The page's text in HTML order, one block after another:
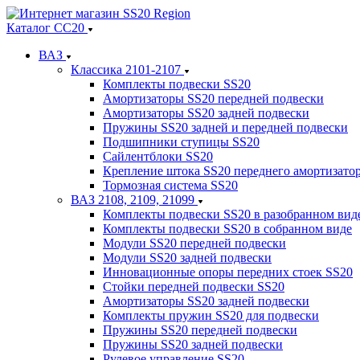
Каталог СС20
ВАЗ
Классика 2101-2107
Комплекты подвески SS20
Амортизаторы SS20 передней подвески
Амортизаторы SS20 задней подвески
Пружины SS20 задней и передней подвески
Подшипники ступицы SS20
Сайлентблоки SS20
Крепление штока SS20 переднего
Тормозная система SS20
ВАЗ 2108, 2109, 21099
Комплекты подвески SS20 в разобранном
Комплекты подвески SS20 в собранном виде
Модули SS20 передней подвески
Модули SS20 задней подвески
Инновационные опоры передних стоек SS20
Стойки передней подвески SS20
Амортизаторы SS20 задней подвески
Комплекты пружин SS20 для подвески
Пружины SS20 передней подвески
Пружины SS20 задней подвески